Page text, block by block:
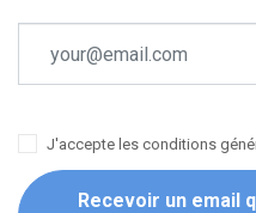
J'accepte les conditions
Recevoir un email